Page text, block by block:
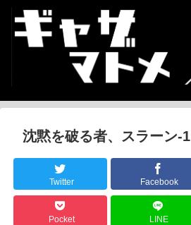
沈黙を破る者、スラーン-1
Twitter Facebook
Pocket LINE